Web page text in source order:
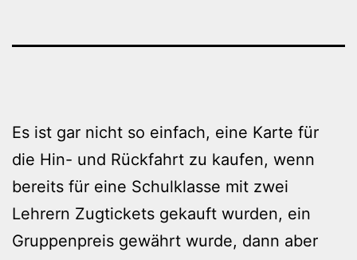
Es ist gar nicht so einfach, eine Karte für
die Hin- und Rückfahrt zu kaufen, wenn
bereits für eine Schulklasse mit zwei
Lehrern Zugtickets gekauft wurden, ein
Gruppenpreis gewährt wurde, dann aber